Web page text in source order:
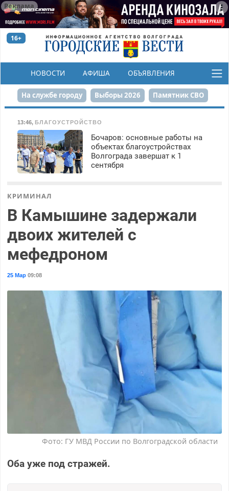
Реклама
16+
НОВОСТИ АФИША ОБЪЯВЛЕНИЯ
КОНКУРСЫ
На службе городу Выборы 2026 Памятник СВО
Сталинград в сердце
Набережная День Победы Реконструкция ЦПКиО
80-летие Победы Парк Героев-летчиков
13:46, БЛАГОУСТРОЙСТВО
Бочаров: основные работы на
объектах благоустройствах
Волгограда завершат к 1
сентября
КРИМИНАЛ
В Камышине задержали
двоих жителей с
мефедроном
25 Мар09:08
Фото: ГУ МВД России по Волгоградской области
Оба уже под стражей.